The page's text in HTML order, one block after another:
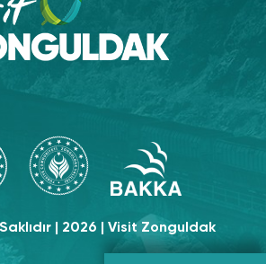
| 2026 | Visit Zonguldak